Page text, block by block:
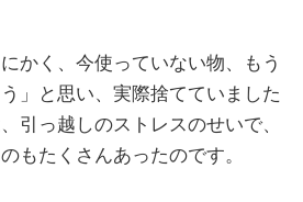
かく、今使っていない物、もう
」と思い、実際捨てていました
引っ越しのストレスのせいで、
もたくさんあったのです。